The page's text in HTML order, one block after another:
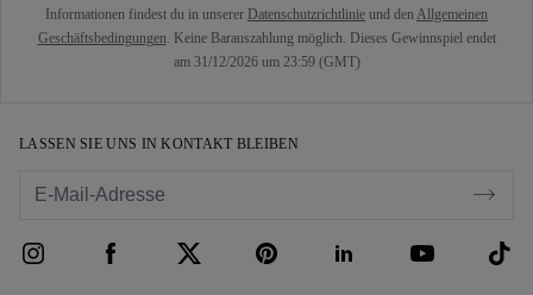
Informationen findest du in unserer Datenschutzrichtlinie und den Allgemeinen
Geschäftsbedingungen . Keine Barauszahlung möglich. Dieses Gewinnspiel endet
am 31/12/2026 um 23:59 (GMT)
LASSEN SIE UNS IN KONTAKT BLEIBEN